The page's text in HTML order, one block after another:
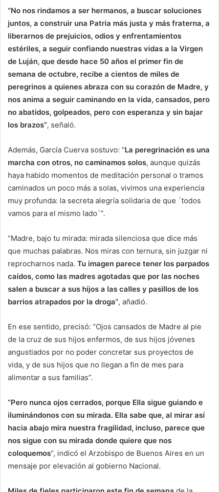
“No nos rindamos a ser hermanos, a buscar soluciones
juntos, a construir una Patria más justa y más fraterna, a
liberarnos de prejuicios, odios y enfrentamientos
estériles, a seguir confiando nuestras vidas a la Virgen
de Luján, que desde hace 50 años el primer fin de
semana de octubre, recibe a cientos de miles de
peregrinos a quienes abraza con su corazón de Madre, y
nos anima a seguir caminando en la vida, cansados, pero
no abatidos, golpeados, pero con esperanza y sin bajar
los brazos”, señaló.
Además, García Cuerva sostuvo: “La peregrinación es una
marcha con otros, no caminamos solos, aunque quizás
haya habido momentos de meditación personal o tramos
caminados un poco más a solas, vivimos una experiencia
muy profunda: la secreta alegría solidaria de que `todos
vamos para el mismo lado`”.
“Madre, bajo tu mirada: mirada silenciosa que dice más
que muchas palabras. Nos miras con ternura, sin juzgar ni
reprocharnos nada. Tu imagen parece tener los parpados
caídos, como las madres agotadas que por las noches
salen a buscar a sus hijos a las calles y pasillos de los
barrios atrapados por la droga”, añadió.
En ese sentido, precisó: “Ojos cansados de Madre al pie
de la cruz de sus hijos enfermos, de sus hijos jóvenes
angustiados por no poder concretar sus proyectos de
vida, y de sus hijos que no llegan a fin de mes para
alimentar a sus familias”.
“Pero nunca ojos cerrados, porque Ella sigue guiando e
iluminándonos con su mirada. Ella sabe que, al mirar así
hacia abajo mira nuestra fragilidad, incluso, parece que
nos sigue con su mirada donde quiere que nos
coloquemos“, indicó el Arzobispo de Buenos Aires en un
mensaje por elevación al gobierno Nacional.